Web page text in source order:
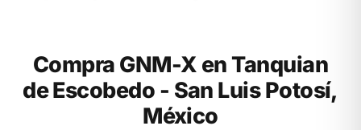
Compra GNM-X en Tanquian
de Escobedo - San Luis Potosí,
México